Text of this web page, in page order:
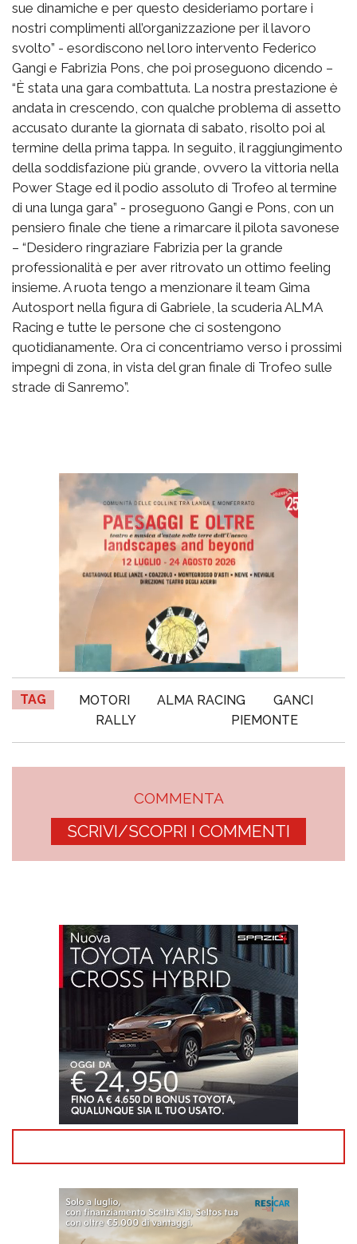
sue dinamiche e per questo desideriamo portare i
nostri complimenti all’organizzazione per il lavoro
svolto” - esordiscono nel loro intervento Federico
Gangi e Fabrizia Pons, che poi proseguono dicendo –
“È stata una gara combattuta. La nostra prestazione è
andata in crescendo, con qualche problema di assetto
accusato durante la giornata di sabato, risolto poi al
termine della prima tappa. In seguito, il raggiungimento
della soddisfazione più grande, ovvero la vittoria nella
Power Stage ed il podio assoluto di Trofeo al termine
di una lunga gara” - proseguono Gangi e Pons, con un
pensiero finale che tiene a rimarcare il pilota savonese
– “Desidero ringraziare Fabrizia per la grande
professionalità e per aver ritrovato un ottimo feeling
insieme. A ruota tengo a menzionare il team Gima
Autosport nella figura di Gabriele, la scuderia ALMA
Racing e tutte le persone che ci sostengono
quotidianamente. Ora ci concentriamo verso i prossimi
impegni di zona, in vista del gran finale di Trofeo sulle
strade di Sanremo”.
TAG MOTORI ALMA RACING
GANCI
RALLY
PIEMONTE
COMMENTA
SCRIVI/SCOPRI I COMMENTI